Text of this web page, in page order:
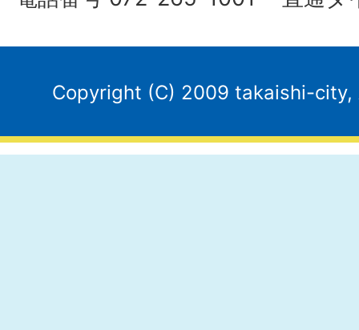
Copyright (C) 2009 takaishi-city,